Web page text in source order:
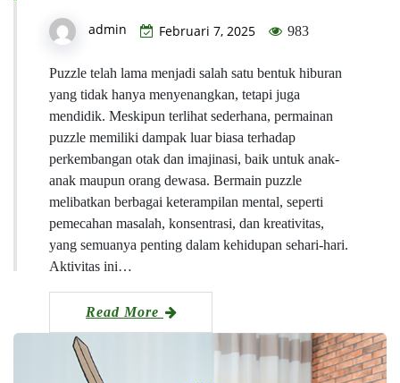
admin Februari 7, 2025 983
Puzzle telah lama menjadi salah satu bentuk hiburan
yang tidak hanya menyenangkan, tetapi juga
mendidik. Meskipun terlihat sederhana, permainan
puzzle memiliki dampak luar biasa terhadap
perkembangan otak dan imajinasi, baik untuk anak-
anak maupun orang dewasa. Bermain puzzle
melibatkan berbagai keterampilan mental, seperti
pemecahan masalah, konsentrasi, dan kreativitas,
yang semuanya penting dalam kehidupan sehari-hari.
Aktivitas ini…
Read More